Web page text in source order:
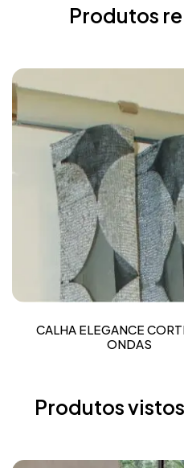
Produtos
CALHA ELEGANCE
ONDAS
Produtos